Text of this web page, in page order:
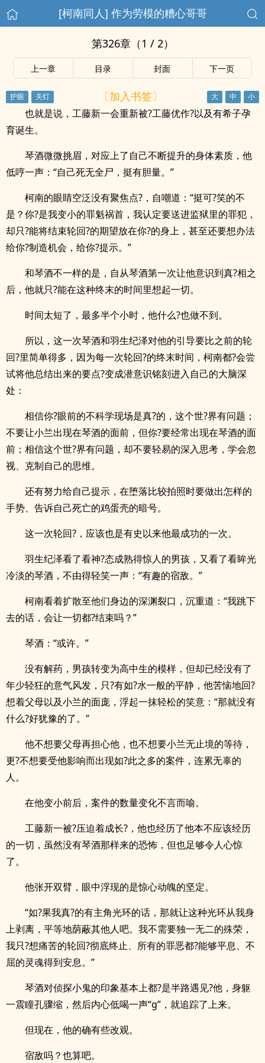
[柯南同人] 作为劳模的糟心哥哥
第326章（1 / 2）
上一章 目录 封面 下一页
〔加入书签〕
也就是说，工藤新一会重新被?工藤优作?以及有希子孕
育诞生。
琴酒微微挑眉，对应上了自己不断提升的身体素质，他
低哼一声：“自己死无全尸，挺有胆量。”
柯南的眼睛空泛没有聚焦点?，自嘲道：“挺可?笑的不
是？你?是我变小的罪魁祸首，我认定要送进监狱里的罪犯，
却只?能将结束轮回?的期望放在你?的身上，甚至还要想办法
给你?制造机会，给你?提示。”
和琴酒不一样的是，自从琴酒第一次让他意识到真?相之
后，他就只?能在这种终末的时间里想起一切。
时间太短了，最多半个小时，他什么?也做不到。
所以，这一次琴酒和羽生纪泽对他的引导要比之前的轮
回?里简单得多，因为每一次轮回?的终末时间，柯南都?会尝
试将他总结出来的要点?变成潜意识铭刻进入自己的大脑深
处：
相信你?眼前的不科学现场是真?的，这个世?界有问题；
不要让小兰出现在琴酒的面前，但你?要经常出现在琴酒的面
前；相信这个世?界有问题，却不要轻易的深入思考，学会忽
视、克制自己的思维。
还有努力给自己提示，在堕落比较拍照时要做出怎样的
手势、告诉自己死亡的鸡蛋壳的暗号。
这一次轮回?，应该也是有史以来他最成功的一次。
羽生纪泽看了看神?态成熟得惊人的男孩，又看了看眸光
冷淡的琴酒，不由得轻笑一声：“有趣的宿敌。”
柯南看着扩散至他们身边的深渊裂口，沉重道：“我跳下
去的话，会让一切都?结束吗？”
琴酒：“或许。”
没有解药，男孩转变为高中生的模样，但却已经没有了
年少轻狂的意气风发，只?有如?水一般的平静，他苦恼地回?
想着父母以及小兰的面庞，浮起一抹轻松的笑意：“那就没有
什么?好犹豫的了。”
他不想要父母再担心他，也不想要小兰无止境的等待，
更?不想要受他影响而出现如?此之多的案件，连累无辜的
人。
在他变小前后，案件的数量变化不言而喻。
工藤新一被?压迫着成长?，他也经历了他本不应该经历
的一切，虽然没有琴酒那样来的恐怖，但也足够令人心惊
了。
他张开双臂，眼中浮现的是惊心动魄的坚定。
“如?果我真?的有主角光环的话，那就让这种光环从我身
上剥离，平等地荫蔽其他人吧。我不需要独一无二的殊荣，
我只?想痛苦的轮回?彻底终止、所有的罪恶都?能够平息、不
屈的灵魂得到安息。”
琴酒对侦探小鬼的印象基本上都?是半路遇见?他，身躯
一震瞳孔骤缩，然后内心低喝一声“g”，就追踪了上来。
但现在，他的确有些改观。
宿敌吗？也算吧。